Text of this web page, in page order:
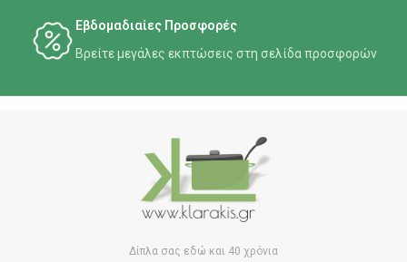
Εβδομαδιαίες Προσφορές
Βρείτε μεγάλες εκπτώσεις στη σελίδα προσφορών
Δίπλα σας εδώ και 40 χρόνια